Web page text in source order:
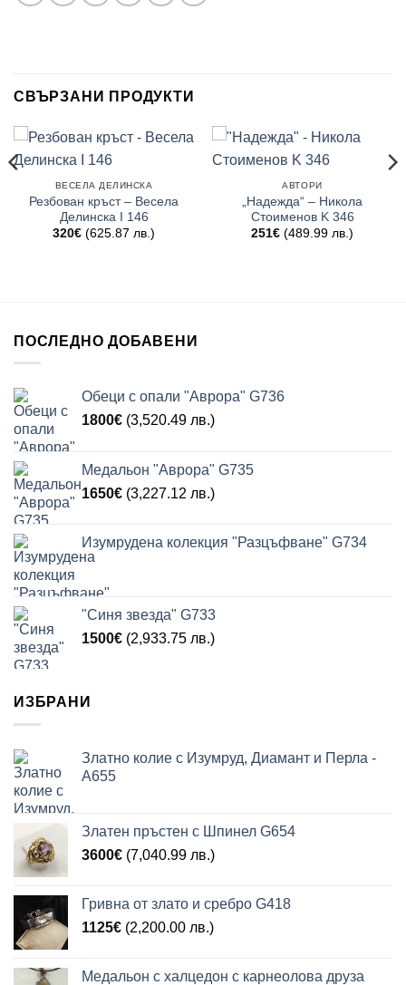
СВЪРЗАНИ ПРОДУКТИ
ВЕСЕЛА ДЕЛИНСКА
Резбован кръст – Весела
Делинска I 146
320€ (625.87 лв.)
АВТОРИ
„Надежда“ – Никола
Стоименов K 346
251€ (489.99 лв.)
ПОСЛЕДНО ДОБАВЕНИ
Обеци с опали "Аврора" G736
1800€ (3,520.49 лв.)
Медальон "Аврора" G735
1650€ (3,227.12 лв.)
Изумрудена колекция "Разцъфване" G734
"Синя звезда" G733
1500€ (2,933.75 лв.)
ИЗБРАНИ
Златно колие с Изумруд, Диамант и Перла -
A655
Златен пръстен с Шпинел G654
3600€ (7,040.99 лв.)
Гривна от злато и сребро G418
1125€ (2,200.00 лв.)
Медальон с халцедон с карнеолова друза